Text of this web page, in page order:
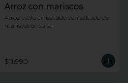
Arroz con mariscos
Arroz estilo arrisotado con saltado de
mariscos en salsa
$11.990